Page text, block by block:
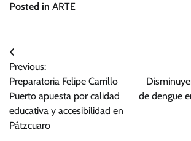
Posted in ARTE
Navegación
de
entradas
Previous:
Preparatoria Felipe Carrillo
Puerto apuesta por calidad
educativa y accesibilidad en
Pátzcuaro
de dengue